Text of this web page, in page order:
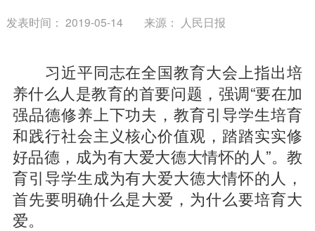
发表时间： 2019-05-14 来源： 人民日报
习近平同志在全国教育大会上指出培
养什么人是教育的首要问题，强调“要在加
强品德修养上下功夫，教育引导学生培育
和践行社会主义核心价值观，踏踏实实修
好品德，成为有大爱大德大情怀的人”。教
育引导学生成为有大爱大德大情怀的人，
首先要明确什么是大爱，为什么要培育大
爱。